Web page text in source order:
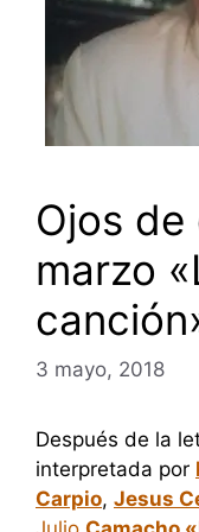
Ojos de
marzo
3 mayo, 2018
Después de la
interpretada por
Carpio, Jesus